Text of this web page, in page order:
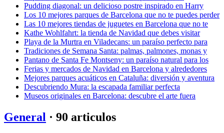
Pudding diagonal: un delicioso postre inspirado en Harry
Los 10 mejores parques de Barcelona que no te puedes perder
Las 10 mejores tiendas de juguetes en Barcelona que no te
Kathe Wohlfahrt: la tienda de Navidad que debes visitar
Playa de la Murtra en Viladecans: un paraíso perfecto para
Tradiciones de Semana Santa: palmas, palmones, monas y
Pantano de Santa Fe Montseny: un paraíso natural para los
Ferias y mercados de Navidad en Barcelona y alrededores
Mejores parques acuáticos en Cataluña: diversión y aventura
Descubriendo Mura: la escapada familiar perfecta
Museos originales en Barcelona: descubre el arte fuera
General · 90 articulos